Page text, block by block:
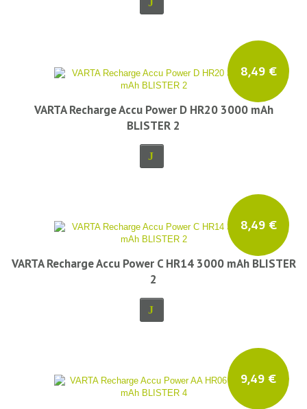
VARTA Recharge Accu Power D HR20 3000 mAh
BLISTER 2
8,49 €
VARTA Recharge Accu Power C HR14 3000 mAh BLISTER
2
8,49 €
9,49 €